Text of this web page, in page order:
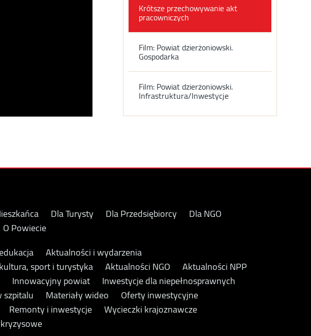
Krótsze przechowywanie akt
pracowniczych
Film: Powiat dzierżoniowski.
Gospodarka
Film: Powiat dzierżoniowski.
Infrastruktura/Inwestycje
Dla Turysty Dla Przedsiębiorcy
Dla NGO
O Powiecie
Aktualności i wydarzenia
sport i turystyka
Aktualności NGO
Aktualności NPP
Innowacyjny powiat
Inwestycje dla niepełnosprawnych
szpitalu
Materiały wideo
Oferty inwestycyjne
Remonty i inwestycje
Wycieczki krajoznawcze